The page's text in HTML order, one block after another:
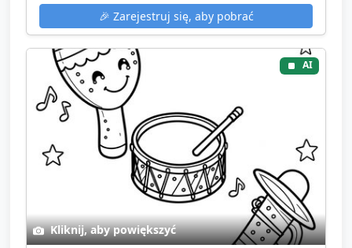
🎉 Zarejestruj się, aby pobrać
AI
Kliknij, aby powiększyć